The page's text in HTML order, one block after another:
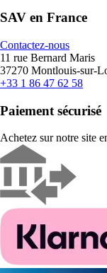
SAV en France
Contactez-nous
11 rue Bernard Maris
37270 Montlouis-sur-
+33 1 86 47 62 58
Paiement sécurisé
Achetez sur notre site